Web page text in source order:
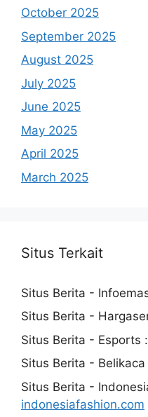
October 2025
September 2025
August 2025
July 2025
June 2025
May 2025
April 2025
March 2025
Situs Terkait
Situs Berita -
Situs Berita -
Situs Berita - Esports :
Situs Berita - Belikaca
Situs Berita -
indonesiafashion.com